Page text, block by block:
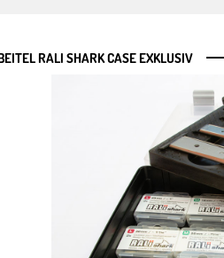
RALI SHARK CASE EXKLUSIV